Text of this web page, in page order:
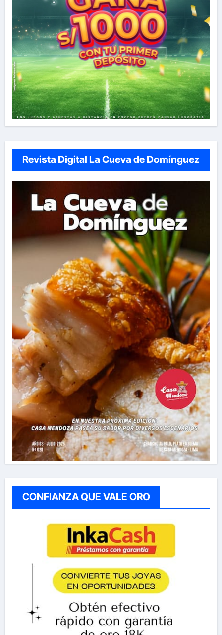
Revista Digital La Cueva de Domínguez
CONFIANZA QUE VALE ORO